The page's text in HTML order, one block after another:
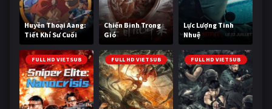
Huyền Thoại Aang:
Tiết Khí Sư Cuối
Cùng
Chiến Binh Trong
Gió
Lực Lượng Tinh
Nhuệ
FULL HD VIETSUB FULL HD VIETSUB FULL HD VIETSUB